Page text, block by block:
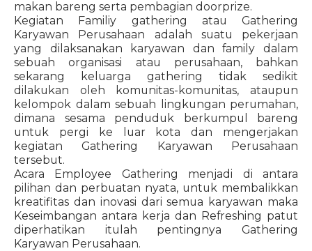
makan bareng serta pembagian doorprize.
Kegiatan Familiy gathering atau Gathering
Karyawan Perusahaan adalah suatu pekerjaan
yang dilaksanakan karyawan dan family dalam
sebuah organisasi atau perusahaan, bahkan
sekarang keluarga gathering tidak sedikit
dilakukan oleh komunitas-komunitas, ataupun
kelompok dalam sebuah lingkungan perumahan,
dimana sesama penduduk berkumpul bareng
untuk pergi ke luar kota dan mengerjakan
kegiatan Gathering Karyawan Perusahaan
tersebut.
Acara Employee Gathering menjadi di antara
pilihan dan perbuatan nyata, untuk membalikkan
kreatifitas dan inovasi dari semua karyawan maka
Keseimbangan antara kerja dan Refreshing patut
diperhatikan itulah pentingnya Gathering
Karyawan Perusahaan.